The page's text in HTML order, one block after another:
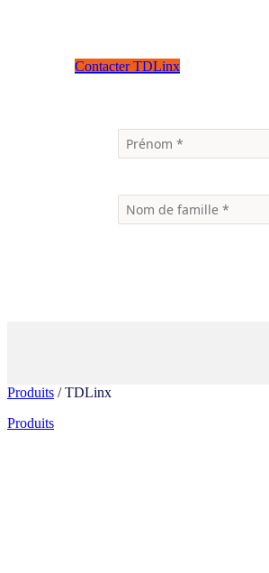
Contacter TDLinx
Produits / TDLinx
Produits